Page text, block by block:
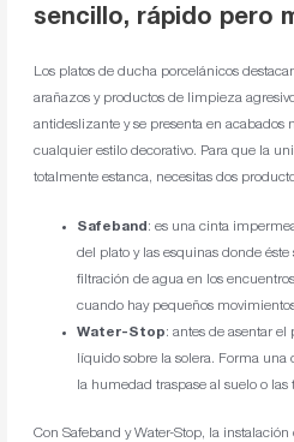
sencillo, rápido pero
Los platos de ducha porcelánicos
arañazos y productos de limpieza
antideslizante y se presenta en acabados
cualquier estilo decorativo. Para que la
totalmente estanca, necesitas dos
Safeband : es una cinta
del plato y las esquinas donde
filtración de agua en los
cuando hay pequeños
Water-Stop: antes de asentar el
líquido sobre la solera. Forma
la humedad traspase al suelo o
Con Safeband y Water-Stop, la